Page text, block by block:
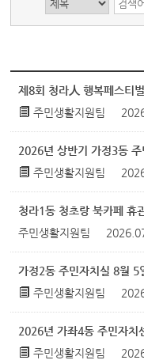
제8회 청라人 행복페스티
주민생활지원팀
2026년 상반기 가정3동
주민생활지원팀
청라1동 청초랑 북카페 휴
주민생활지원팀
가정2동 주민자치실 8월 5
주민생활지원팀
2026년 가좌4동 주민자치
주민생활지원팀